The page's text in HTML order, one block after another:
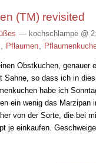
(TM) revisited
— kochschlampe @
Pflaumen
Obstkuchen, genauer
Sahne, so dass ich in
habe ich
ein wenig das
von der Sorte, die bei
je einkaufen.